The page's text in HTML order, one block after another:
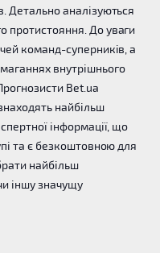
Детально аналізуються
протистояння. До уваги
команд-суперників, а
внутрішнього
Bet.ua
найбільш
інформації, що
та є безкоштовною для
найбільш
іншу значущу